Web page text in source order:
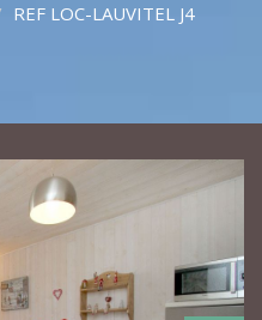
REF LOC-LAUVITEL J4